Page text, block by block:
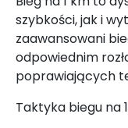
szybkości, jak i
zaawansowani
odpowiednim
poprawiających
Taktyka biegu na